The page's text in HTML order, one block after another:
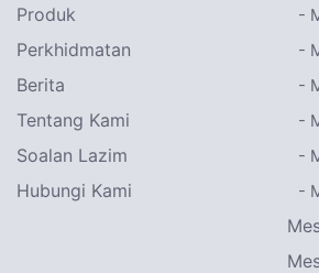
Produk
Perkhidmatan
Berita
Tentang Kami
Soalan Lazim
Hubungi Kami
-
-
-
-
-
-